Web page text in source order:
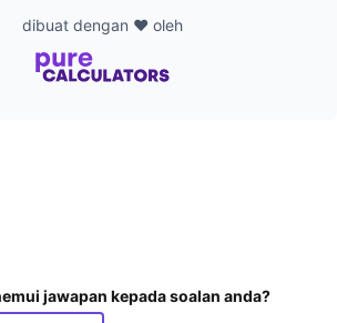
dibuat dengan ❤️ oleh
jawapan kepada soalan anda?